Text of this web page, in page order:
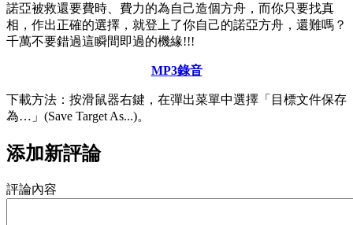
諾亞被救還要費時、費力的為自己造個方舟，而你只要找真
相，作出正確的選擇，就登上了你自己的諾亞方舟，還難嗎？
千萬不要錯過這瞬間即過的機緣!!!
MP3錄音
下載方法：按滑鼠器右鍵，在彈出菜單中選擇「目標文件保存
為…」(Save Target As...)。
添加新評論
評論內容